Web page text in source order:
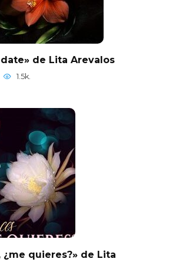
de Lita Arevalos
1.5k.
¿me quieres?» de Lita